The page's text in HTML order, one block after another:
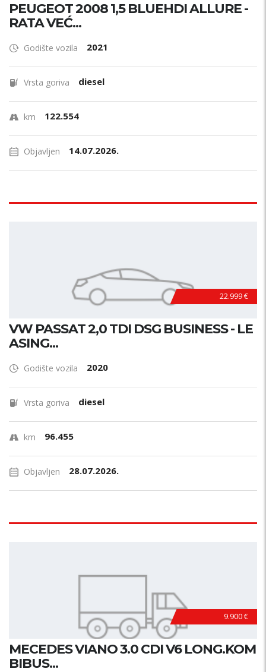
PEUGEOT 2008 1,5 BLUEHDI ALLURE -
RATA VEĆ...
Godište vozila 2021
Vrsta goriva diesel
km 122.554
Objavljen 14.07.2026.
22.999 €
VW PASSAT 2,0 TDI DSG BUSINESS - LE
ASING...
Godište vozila 2020
Vrsta goriva diesel
km 96.455
Objavljen 28.07.2026.
9.900 €
MECEDES VIANO 3.0 CDI V6 LONG.KOM
BIBUS...